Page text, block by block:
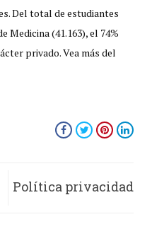
Del total de estudiantes
Medicina (41.163), el 74%
privado. Vea más del
Política privacidad